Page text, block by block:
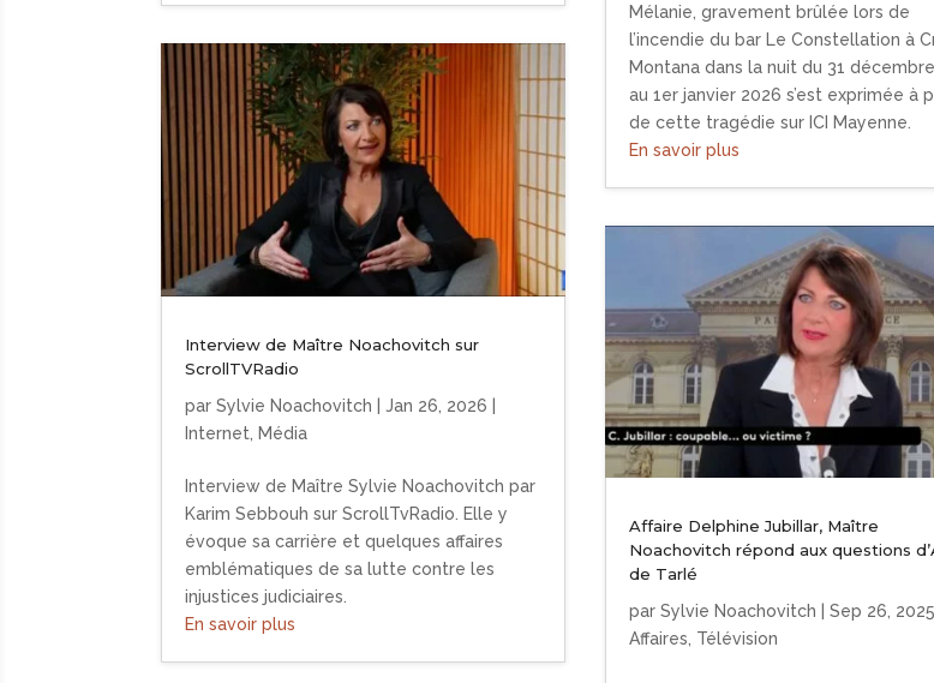
Interview de Maître Noachovitch sur
ScrollTVRadio
parSylvie Noachovitch |Jan 26, 2026
Internet
Média
Interview de Maître Sylvie Noachovitch par
Karim Sebbouh sur ScrollTvRadio. Elle y
évoque sa carrière et quelques affaires
emblématiques de sa lutte contre les
injustices judiciaires.
En savoir plus
Mélanie, gravement brûlée lors de
l’incendie du bar Le Constellation à
Montana dans la nuit du 31
au 1er janvier 2026 s’est exprimée à
de cette tragédie sur ICI Mayenne.
En savoir plus
Affaire Delphine Jubillar, Maître
Noachovitch répond aux questions
de Tarlé
par Sylvie Noachovitch Sep 26, 2025
Affaires, Télévision